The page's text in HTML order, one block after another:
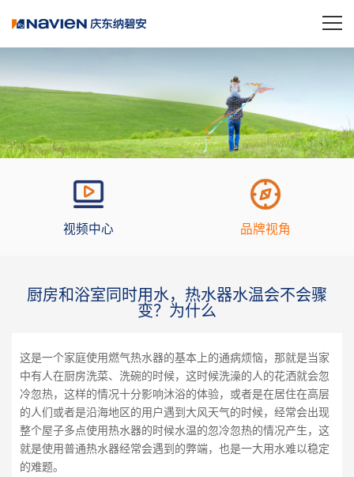
视频中心 品牌视角
厨房和浴室同时用水，热水器水温会不会骤
变？为什么
这是一个家庭使用燃气热水器的基本上的通病烦恼，那就是当家
中有人在厨房洗菜、洗碗的时候，这时候洗澡的人的花洒就会忽
冷忽热，这样的情况十分影响沐浴的体验，或者是在居住在高层
的人们或者是沿海地区的用户遇到大风天气的时候，经常会出现
整个屋子多点使用热水器的时候水温的忽冷忽热的情况产生，这
就是使用普通热水器经常会遇到的弊端，也是一大用水难以稳定
的难题。